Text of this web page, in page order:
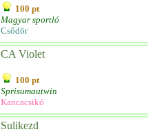
100 pt
Magyar sportló
Csődör
CA Violet
100 pt
Sprisumautwin
Kancacsikó
Sulikezd